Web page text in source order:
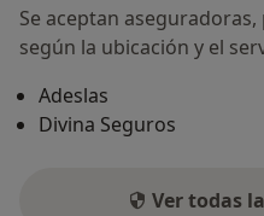
Se aceptan
según la ubicación y el
Adeslas
Divina Seguros
Ver todas